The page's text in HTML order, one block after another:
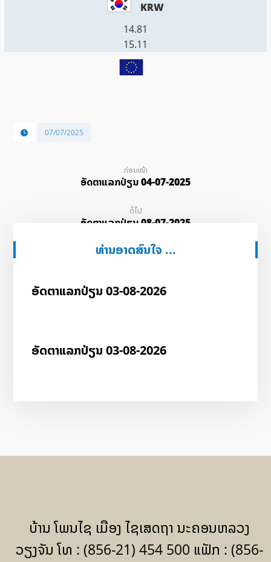
KRW
14.81
15.11
07/07/2025
ກ່ອນໜ້າ
ອັດ​ຕາ​ແລກ​ປ່ຽນ 04-07-2025
ຕໍ່ໄປ
ອັດ​ຕາ​ແລກ​ປ່ຽນ 08-07-2025
ທ່ານອາດສົນໃຈ ...
ອັດ​ຕາ​ແລກ​ປ່ຽນ 03-08-2026
ອັດ​ຕາ​ແລກ​ປ່ຽນ 03-08-2026
ບ້ານ ໂພນໄຊ ເມືອງ ໄຊເສດຖາ ນະຄອນຫລວງ
ວຽງຈັນ ໂທ : (856-21) 454 500 ແຟັກ : (856-